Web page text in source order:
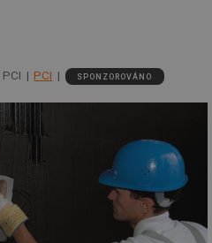
PCI SPONZOROVÁNO